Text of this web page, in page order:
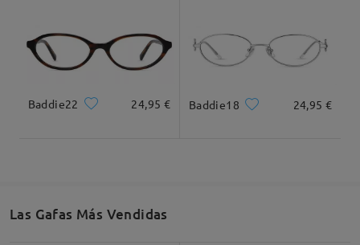
Leer todos los
comentarios
Deje su comentario
Baddie22 24,95 € Baddie18 24,95 €
Las Gafas Más Vendidas